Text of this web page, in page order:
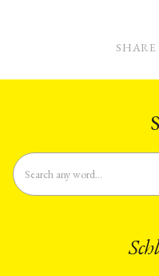
Sinhalesen. Die buddhistische
SHARE